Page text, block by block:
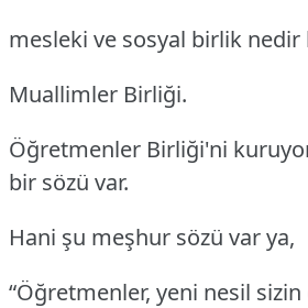
mesleki ve sosyal birlik
Muallimler Birliği.
Öğretmenler Birliği'ni
bir sözü var.
Hani şu meşhur sözü var ya,
“Öğretmenler, yeni nesil